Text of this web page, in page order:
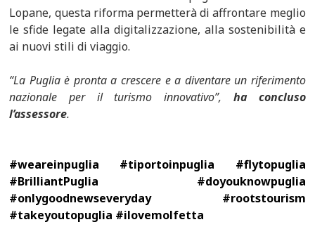
Lopane, questa riforma permetterà di affrontare meglio
le sfide legate alla digitalizzazione, alla sostenibilità e
ai nuovi stili di viaggio.
“La Puglia è pronta a crescere e a diventare un riferimento
nazionale per il turismo innovativo”, ha concluso
l’assessore.
#weareinpuglia #tiportoinpuglia #flytopuglia
#BrilliantPuglia #doyouknowpuglia
#onlygoodnewseveryday #rootstourism
#takeyoutopuglia #ilovemolfetta